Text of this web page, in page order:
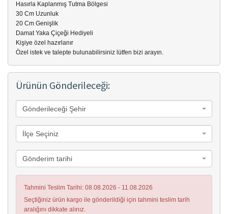
Hasırla Kaplanmış Tutma Bölgesi
30 Cm Uzunluk
20 Cm Genişlik
Damat Yaka Çiçeği Hediyeli
Kişiye özel hazırlanır
Özel istek ve talepte bulunabilirsiniz lütfen bizi arayın.
Ürünün Gönderileceği:
Gönderileceği Şehir
İlçe Seçiniz
Gönderim tarihi
Tahmini Teslim Tarihi: 08.08.2026 - 11.08.2026
Seçtiğiniz ürün kargo ile gönderildiği için tahmini teslim tarih
aralığını dikkate alınız.